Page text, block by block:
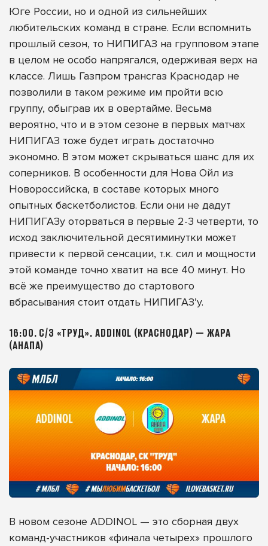
Юге России, но и одной из сильнейших
любительских команд в стране. Если вспомнить
прошлый сезон, то НИПИГАЗ на групповом этапе
в целом не особо напрягался, одерживая верх на
классе. Лишь Газпром трансгаз Краснодар не
позволили в таком режиме им пройти всю
группу, обыграв их в овертайме. Весьма
вероятно, что и в этом сезоне в первых матчах
НИПИГАЗ тоже будет играть достаточно
экономно. В этом может скрываться шанс для их
соперников. В особенности для Нова Ойл из
Новороссийска, в составе которых много
опытных баскетболистов. Если они не дадут
НИПИГАЗу оторваться в первые 2-3 четверти, то
исход заключительной десятиминутки может
привести к первой сенсации, т.к. сил и мощности
этой команде точно хватит на все 40 минут. Но
всё же преимущество до стартового
вбрасывания стоит отдать НИПИГАЗ’у.
16:00. С/З «ТРУД». ADDINOL (КРАСНОДАР) — ЖАРА
(АНАПА)
В новом сезоне ADDINOL — это сборная двух
команд-участников «финала четырех» прошлого